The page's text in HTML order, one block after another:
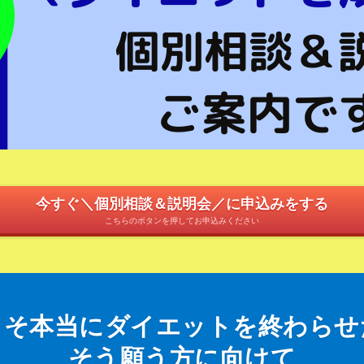
今すぐ＼個別相談＆説明会／に申込みをする
こちらのボタンを押してお申込みください
本当にダイエットを終わら
そう願う方に向けて